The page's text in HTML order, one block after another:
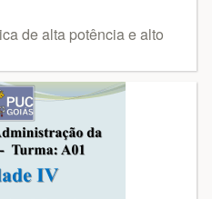
de alta potência e alto